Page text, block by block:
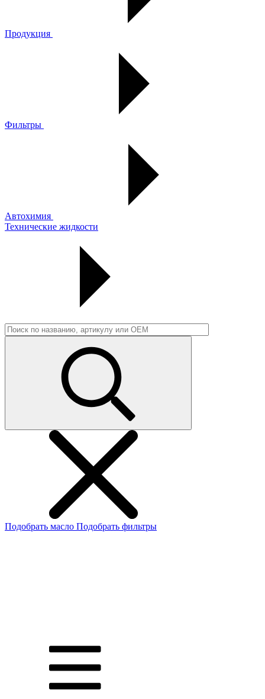
Продукция
Фильтры
Автохимия
Технические жидкости
Подобрать масло Подобрать фильтры